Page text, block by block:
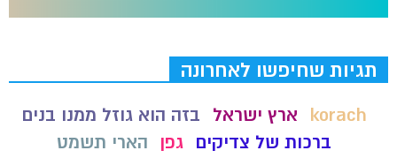
תגיות שחיפשו לאחרונה
korach ארץ ישראל
בזה הוא גוזל ממנו בנים
ברכות של צדיקים גפן
הארי תשמט